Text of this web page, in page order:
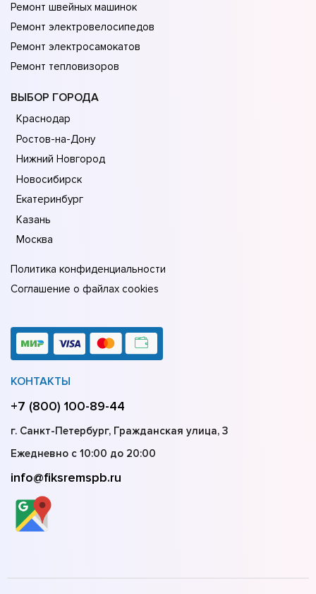
Ремонт швейных машинок
Ремонт электровелосипедов
Ремонт электросамокатов
Ремонт тепловизоров
ВЫБОР ГОРОДА
Краснодар
Ростов-на-Дону
Нижний Новгород
Новосибирск
Екатеринбург
Казань
Москва
Политика конфиденциальности
Соглашение о файлах cookies
КОНТАКТЫ
+7 (800) 100-89-44
г. Санкт-Петербург, Гражданская улица, 3
Ежедневно с 10:00 до 20:00
info@fiksremspb.ru